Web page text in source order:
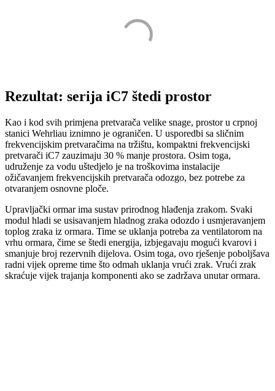
Rezultat: serija iC7 štedi prostor
Kao i kod svih primjena pretvarača velike snage, prostor u crpnoj
stanici Wehrliau iznimno je ograničen. U usporedbi sa sličnim
frekvencijskim pretvaračima na tržištu, kompaktni frekvencijski
pretvarači iC7 zauzimaju 30 % manje prostora. Osim toga,
udruženje za vodu uštedjelo je na troškovima instalacije
ožičavanjem frekvencijskih pretvarača odozgo, bez potrebe za
otvaranjem osnovne ploče.
Upravljački ormar ima sustav prirodnog hlađenja zrakom. Svaki
modul hladi se usisavanjem hladnog zraka odozdo i usmjeravanjem
toplog zraka iz ormara. Time se uklanja potreba za ventilatorom na
vrhu ormara, čime se štedi energija, izbjegavaju mogući kvarovi i
smanjuje broj rezervnih dijelova. Osim toga, ovo rješenje poboljšava
radni vijek opreme time što odmah uklanja vrući zrak. Vrući zrak
skraćuje vijek trajanja komponenti ako se zadržava unutar ormara.